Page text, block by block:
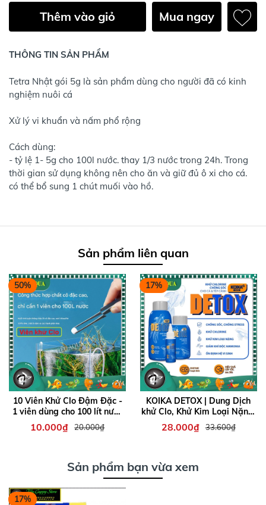
Thêm vào giỏ Mua ngay
THÔNG TIN SẢN PHẨM
Tetra Nhật gói 5g là sản phẩm dùng cho người đã có kinh
nghiệm nuôi cá
Xử lý vi khuẩn và nấm phổ rộng
Cách dùng:
- tỷ lệ 1- 5g cho 100l nước. thay 1/3 nước trong 24h. Trong
thời gian sử dụng không nên cho ăn và giữ đủ ô xi cho cá.
có thể bổ sung 1 chút muối vào hồ.
Sản phẩm liên quan
50%
10 Viên Khử Clo Đậm Đặc -
1 viên dùng cho 100 lít nước
- Khử clo, ổn định nước
10.000₫ 20.000₫
17%
KOIKA DETOX | Dung Dịch
khử Clo, Khử Kim Loại Nặng,
Giảm Stress, Chống Sốc
Chuyên Cho Cá Tép cảnh
28.000₫ 33.600₫
Sản phẩm bạn vừa xem
17%